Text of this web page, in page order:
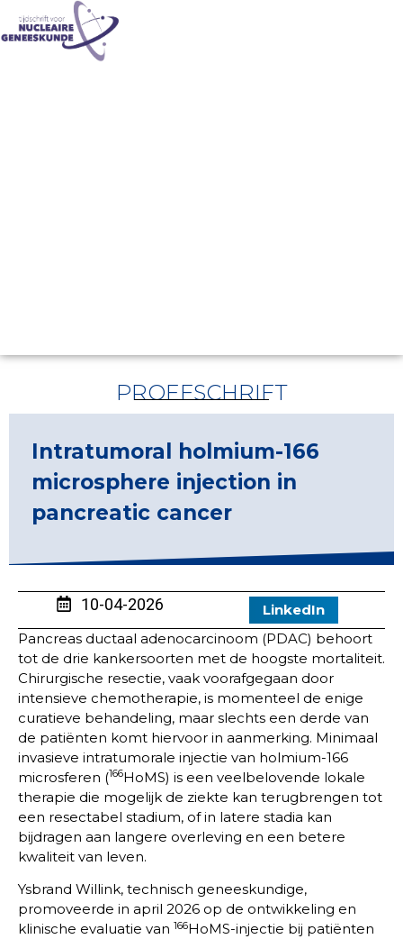
PROEFSCHRIFT
Intratumoral holmium-166
microsphere injection in
pancreatic cancer
10-04-2026
LinkedIn
Pancreas ductaal adenocarcinoom (PDAC) behoort
tot de drie kankersoorten met de hoogste mortaliteit.
Chirurgische resectie, vaak voorafgegaan door
intensieve chemotherapie, is momenteel de enige
curatieve behandeling, maar slechts een derde van
de patiënten komt hiervoor in aanmerking. Minimaal
invasieve intratumorale injectie van holmium-166
microsferen (166HoMS) is een veelbelovende lokale
therapie die mogelijk de ziekte kan terugbrengen tot
een resectabel stadium, of in latere stadia kan
bijdragen aan langere overleving en een betere
kwaliteit van leven.
Ysbrand Willink, technisch geneeskundige,
promoveerde in april 2026 op de ontwikkeling en
klinische evaluatie van 166HoMS-injectie bij patiënten